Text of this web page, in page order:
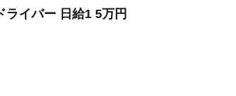
イバー 日給1 5万円